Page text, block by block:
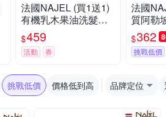
法國NAJEL (買1送1)
有機乳木果油洗髮皂7
5g
$459
活動 券
法國
質阿勒
尤加
$362
挑戰低價
挑戰低價 價格低到高 品牌定位